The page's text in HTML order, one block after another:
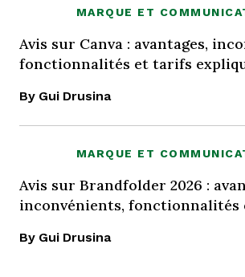
MARQUE ET
Avis sur Canva : avantages,
fonctionnalités et tarifs
By Gui Drusina
MARQUE ET
Avis sur Brandfolder 2026 :
inconvénients, fonctionnalités
By Gui Drusina